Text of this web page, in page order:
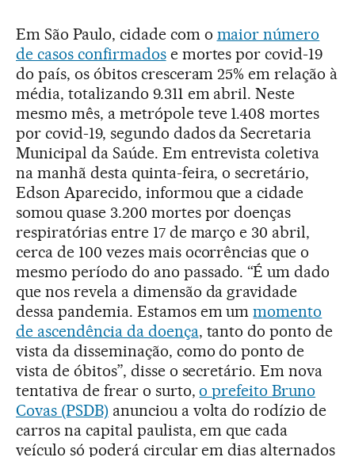
Em São Paulo, cidade com o maior número
de casos confirmadose mortes por covid-19
do país, os óbitos cresceram 25% em relação à
média, totalizando 9.311 em abril. Neste
mesmo mês, a metrópole teve 1.408 mortes
por covid-19, segundo dados da Secretaria
Municipal da Saúde. Em entrevista coletiva
na manhã desta quinta-feira, o secretário,
Edson Aparecido, informou que a cidade
somou quase 3.200 mortes por doenças
respiratórias entre 17 de março e 30 abril,
cerca de 100 vezes mais ocorrências que o
mesmo período do ano passado. “É um dado
que nos revela a dimensão da gravidade
dessa pandemia. Estamos em ummomento
de ascendência da doença, tanto do ponto de
vista da disseminação, como do ponto de
vista de óbitos”, disse o secretário. Em nova
tentativa de frear o surto,o prefeito Bruno
Covas (PSDB) anunciou a volta do rodízio de
carros na capital paulista, em que cada
veículo só poderá circular em dias alternados